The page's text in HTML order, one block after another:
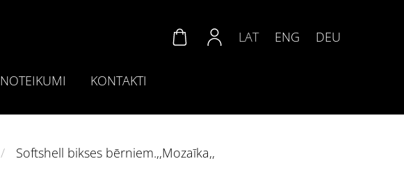
NOTEIKUMI KONTAKTI
LAT ENG DEU
Softshell bikses bērniem.,,Mozaīka,,